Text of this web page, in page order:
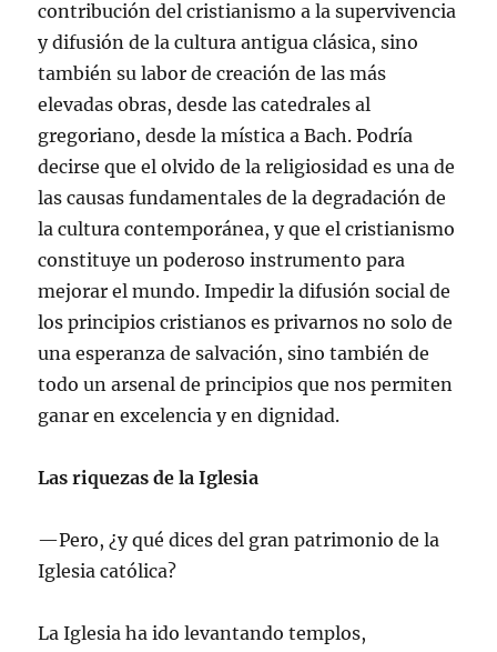
contribución del cristianismo a la supervivencia
y difusión de la cultura antigua clásica, sino
también su labor de creación de las más
elevadas obras, desde las catedrales al
gregoriano, desde la mística a Bach. Podría
decirse que el olvido de la religiosidad es una de
las causas fundamentales de la degradación de
la cultura contemporánea, y que el cristianismo
constituye un poderoso instrumento para
mejorar el mundo. Impedir la difusión social de
los principios cristianos es privarnos no solo de
una esperanza de salvación, sino también de
todo un arsenal de principios que nos permiten
ganar en excelencia y en dignidad.
Las riquezas de la Iglesia
—Pero, ¿y qué dices del gran patrimonio de la
Iglesia católica?
La Iglesia ha ido levantando templos,